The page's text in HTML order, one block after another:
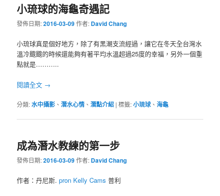
小琉球的海龜奇遇記
發佈日期:2016-03-09作者: David Chang
小琉球真是個好地方，除了有黑潮支流經過，讓它在冬天全台灣水
溫冷颼颼的時候還能夠有著平均水溫超過25度的幸福，另外一個重
點就是………..
閱讀全文 →
分類:水中攝影 、潛水心情 、潛點介紹 |標籤:小琉球 、海龜
成為潛水教練的第一步
發佈日期:2016-03-09作者: David Chang
作者：丹尼斯.pron Kelly Cams 普利